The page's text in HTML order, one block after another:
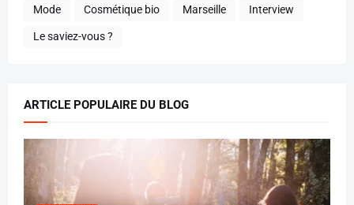
Mode Cosmétique bio Marseille Interview
Le saviez-vous ?
ARTICLE POPULAIRE DU BLOG